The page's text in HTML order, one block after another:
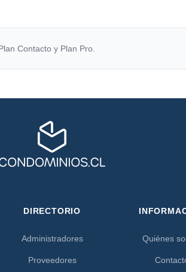
Contacto y Plan Pro.
DIRECTORIO
Administradores
Proveedores
Quiénes